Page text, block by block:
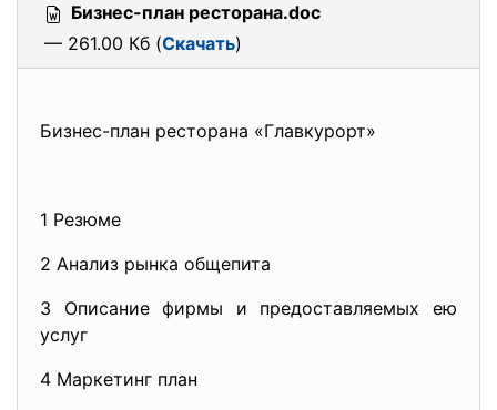
Бизнес-план ресторана.doc
— 261.00 Кб (Скачать)
Бизнес-план ресторана «Главкурорт»
1 Резюме
2 Анализ рынка общепита
3 Описание фирмы и предоставляемых ею
услуг
4 Маркетинг план